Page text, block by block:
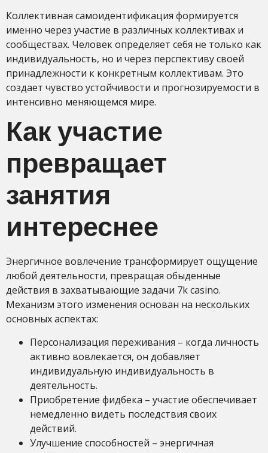
Коллективная самоидентификация формируется
именно через участие в различных коллективах и
сообществах. Человек определяет себя не только как
индивидуальность, но и через перспективу своей
принадлежности к конкретным коллективам. Это
создает чувство устойчивости и прогнозируемости в
интенсивно меняющемся мире.
Как участие
превращает
занятия
интереснее
Энергичное вовлечение трансформирует ощущение
любой деятельности, превращая обыденные
действия в захватывающие задачи 7k casino.
Механизм этого изменения основан на нескольких
основных аспектах:
Персонализация переживания – когда личность
активно вовлекается, он добавляет
индивидуальную индивидуальность в
деятельность.
Приобретение фидбека – участие обеспечивает
немедленно видеть последствия своих
действий.
Улучшение способностей – энергичная